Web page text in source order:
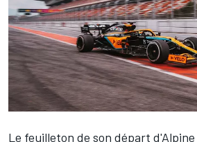
Le feuilleton de son départ d'Alpine